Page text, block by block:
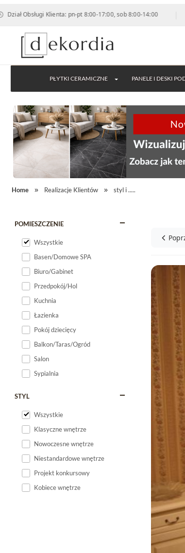
Klienta: pn-pt 8:00-17:00, sob 8:00-14:00 |
PŁYTKI CERAMICZNE PANELE I DESKI
Home Realizacje Klientów styl i .....
POMIESZCZENIE
Wszystkie
Basen/Domowe SPA
Biuro/Gabinet
Przedpokój/Hol
Kuchnia
Łazienka
Pokój dziecięcy
Balkon/Taras/Ogród
Salon
Sypialnia
STYL
Wszystkie
Klasyczne wnętrze
Nowoczesne wnętrze
Niestandardowe wnętrze
Projekt konkursowy
Kobiece wnętrze